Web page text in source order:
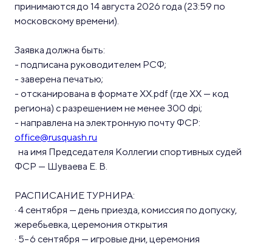
принимаются до 14 августа 2026 года (23:59 по
московскому времени).
Заявка должна быть:
- подписана руководителем РСФ;
- заверена печатью;
- отсканирована в формате XX.pdf (где XX — код
региона) с разрешением не менее 300 dpi;
- направлена на электронную почту ФСР:
office@rusquash.ru
на имя Председателя Коллегии спортивных судей
ФСР — Шуваева Е. В.
РАСПИСАНИЕ ТУРНИРА:
· 4 сентября — день приезда, комиссия по допуску,
жеребьевка, церемония открытия
· 5–6 сентября — игровые дни, церемония